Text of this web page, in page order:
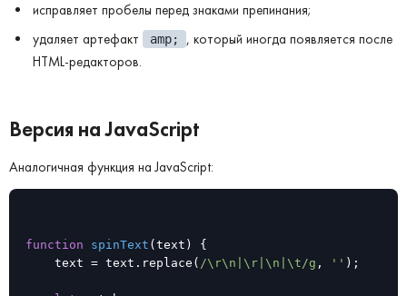
исправляет пробелы перед знаками препинания;
удаляет артефакт
amp;
, который иногда появляется после
HTML-редакторов.
Версия на JavaScript
Аналогичная функция на JavaScript:
function spinText ( text ) {
    text = text.replace(
/\r\n|\r|\n|\t/g , '' );